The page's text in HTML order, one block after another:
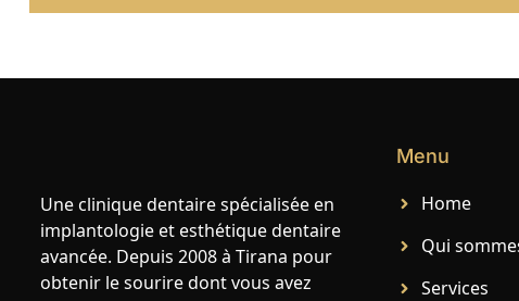
Une clinique dentaire spécialisée en
implantologie et esthétique dentaire
avancée. Depuis 2008 à Tirana pour
obtenir le sourire dont vous avez
Menu
Home
Qui
Services